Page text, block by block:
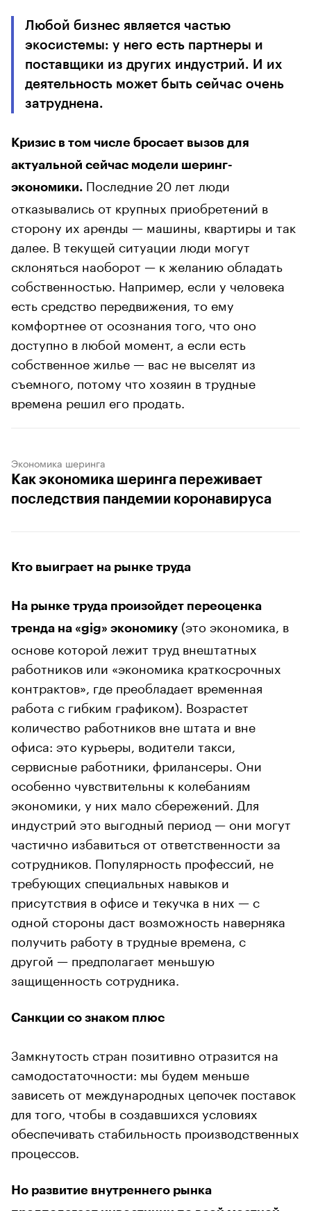
Любой бизнес является частью
экосистемы: у него есть партнеры и
поставщики из других индустрий. И их
деятельность может быть сейчас очень
затруднена.
Кризис в том числе бросает вызов для
актуальной сейчас модели шеринг-
экономики. Последние 20 лет люди
отказывались от крупных приобретений в
сторону их аренды — машины, квартиры и так
далее. В текущей ситуации люди могут
склоняться наоборот — к желанию обладать
собственностью. Например, если у человека
есть средство передвижения, то ему
комфортнее от осознания того, что оно
доступно в любой момент, а если есть
собственное жилье — вас не выселят из
съемного, потому что хозяин в трудные
времена решил его продать.
Экономика шеринга
Как экономика шеринга переживает
последствия пандемии коронавируса
Кто выиграет на рынке труда
На рынке труда произойдет переоценка
тренда на «gig» экономику (это экономика, в
основе которой лежит труд внештатных
работников или «экономика краткосрочных
контрактов», где преобладает временная
работа с гибким графиком). Возрастет
количество работников вне штата и вне
офиса: это курьеры, водители такси,
сервисные работники, фрилансеры. Они
особенно чувствительны к колебаниям
экономики, у них мало сбережений. Для
индустрий это выгодный период — они могут
частично избавиться от ответственности за
сотрудников. Популярность профессий, не
требующих специальных навыков и
присутствия в офисе и текучка в них — с
одной стороны даст возможность наверняка
получить работу в трудные времена, с
другой — предполагает меньшую
защищенность сотрудника.
Санкции со знаком плюс
Замкнутость стран позитивно отразится на
самодостаточности: мы будем меньше
зависеть от международных цепочек поставок
для того, чтобы в создавшихся условиях
обеспечивать стабильность производственных
процессов.
Но развитие внутреннего рынка